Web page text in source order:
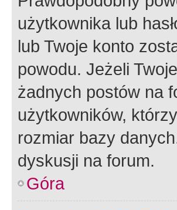
użytkownika lub
lub Twoje konto
powodu. Jeżeli
żadnych postów na
użytkowników,
rozmiar bazy
dyskusji na forum.
Góra